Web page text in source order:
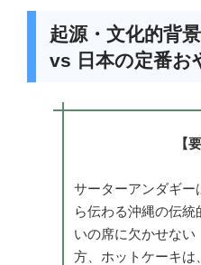
起源・文化的背
vs 日本の定番お
【
サーターアンダギー
ら伝わる沖縄の伝
いの席に欠かせない
方、ホットケーキは